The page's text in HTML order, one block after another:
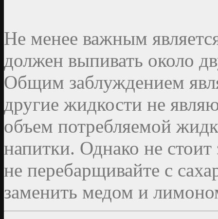
Не менее важным
должен выпивать около
Общим заблуждением
другие жидкости не
объем потребляемой
напитки. Однако не стоит
не перебарщивайте с
заменить медом и